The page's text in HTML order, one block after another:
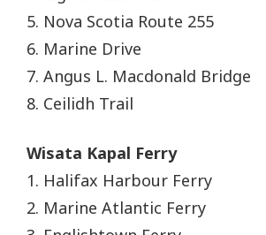
5. Nova Scotia Route 255
6. Marine Drive
7. Angus L. Macdonald Bridge
8. Ceilidh Trail
Wisata Kapal Ferry
1. Halifax Harbour Ferry
2. Marine Atlantic Ferry